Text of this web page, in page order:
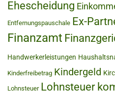
Ehescheidung
Entfernungspauschale Ex-
Finanzamt
Handwerkerleistungen
Kinderfreibetrag Kindergeld
Lohnsteuer Lohnsteuer